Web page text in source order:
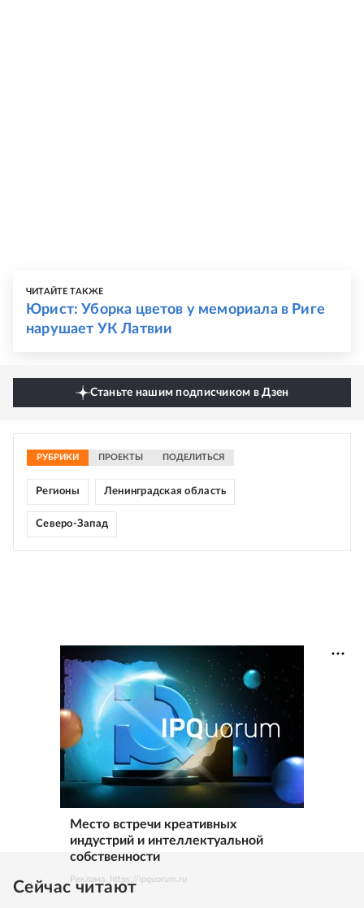
ЧИТАЙТЕ ТАКЖЕ
Юрист: Уборка цветов у мемориала в Риге
нарушает УК Латвии
Станьте нашим подписчиком в Дзен
РУБРИКИ ПРОЕКТЫ ПОДЕЛИТЬСЯ
Регионы Ленинградская область
Северо-Запад
Место встречи креативных
индустрий и интеллектуальной
собственности
Реклама. https://ipquorum.ru
Сейчас читают